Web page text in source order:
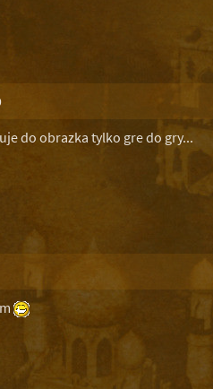
do obrazka tylko gre do gry...